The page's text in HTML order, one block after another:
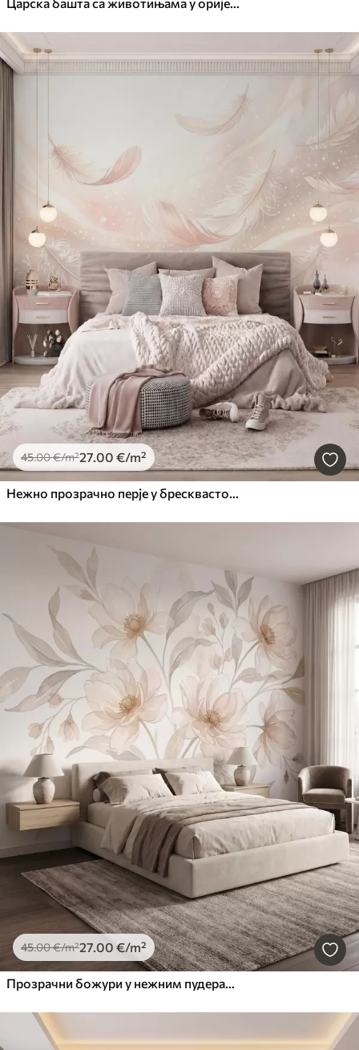
45.00€/m²27.00 €/m²
Нежно прозрачно перје у бресквасто-ружичастој измаглици са сјајем
45.00€/m²27.00 €/m²
Прозрачни божури у нежним пудерасто-беж тоновима